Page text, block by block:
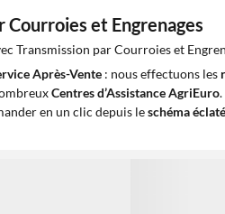
et Engrenages
Transmission par Courroies et
Après-Vente : nous effectuons les
Centres d’Assistance AgriEuro.
en un clic depuis leschéma éclaté